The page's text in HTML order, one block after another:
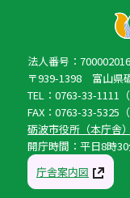
法人番号：
〒939-1398 富山県
TEL：0763-33-1111（
FAX：0763-33-5325（
砺波市役所（本庁舎
開庁時間：平日8時
庁舎案内図